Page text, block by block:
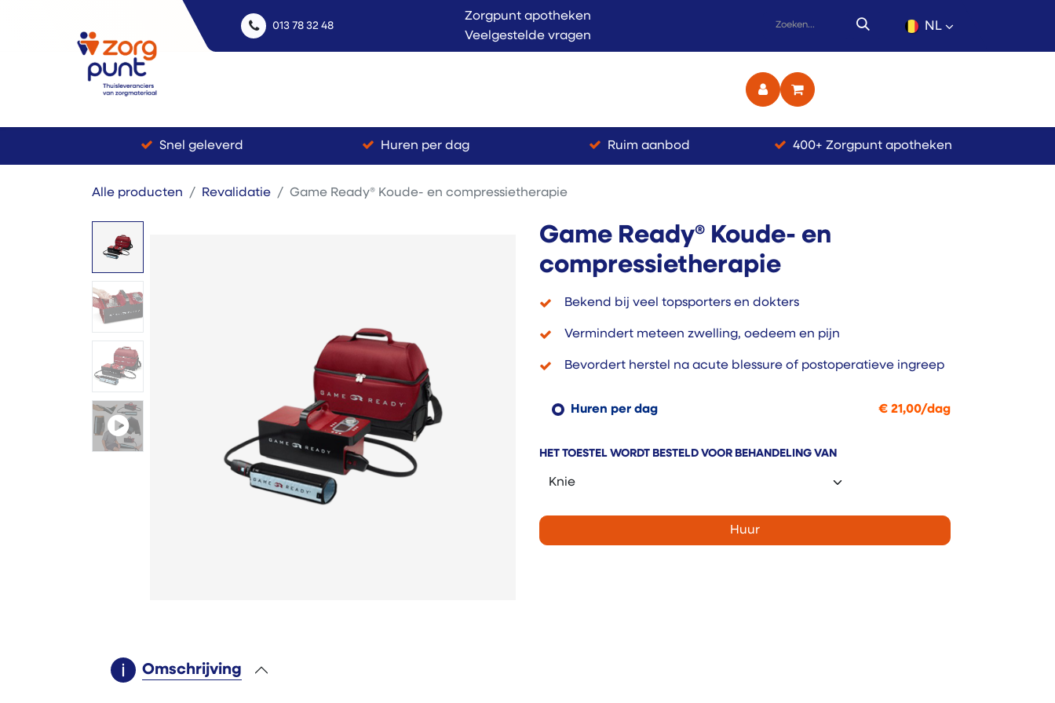
013 78 32 48
Zorgpunt apotheken
Veelgestelde vragen
NL
Snel geleverd Huren per dag Ruim aanbod 400+ Zorgpunt apotheken
Alle producten Revalidatie Game Ready® Koude- en compressietherapie
Game Ready® Koude- en
compressietherapie
Bekend bij veel topsporters en dokters
Vermindert meteen zwelling, oedeem en pijn
Bevordert herstel na acute blessure of postoperatieve ingreep
Huren per dag € 21,00/dag
HET TOESTEL WORDT BESTELD VOOR BEHANDELING VAN
Huur
Omschrijving